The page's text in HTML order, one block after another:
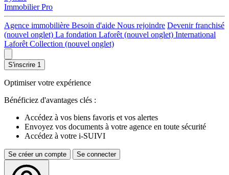
Immobilier Pro
Agence immobilière Besoin d'aide Nous rejoindre Devenir franchisé
(nouvel onglet) La fondation Laforêt (nouvel onglet) International
Laforêt Collection (nouvel onglet)
S'inscrire 1
Optimiser votre expérience
Bénéficiez d'avantages clés :
Accédez à vos biens favoris et vos alertes
Envoyez vos documents à votre agence en toute sécurité
Accédez à votre i-SUIVI
Se créer un compte Se connecter